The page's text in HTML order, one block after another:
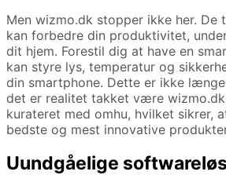
Men wizmo.dk stopper ikke her. De
kan forbedre din produktivitet,
dit hjem. Forestil dig at have en
kan styre lys, temperatur og
din smartphone. Dette er ikke
det er realitet takket være
kurateret med omhu, hvilket sikrer,
bedste og mest innovative
Uundgåelige